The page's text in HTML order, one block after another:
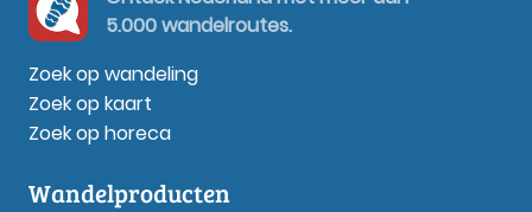
5.000 wandelroutes.
Zoek op wandeling
Zoek op kaart
Zoek op horeca
Wandelproducten